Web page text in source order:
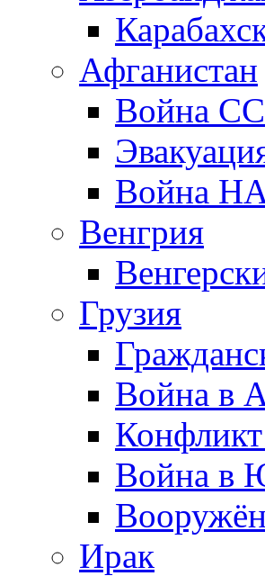
Афганистан
Война
Война
Венгрия
Грузия
Война в
Война в
Ирак